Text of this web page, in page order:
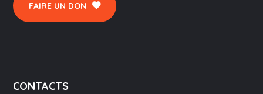
FAIRE UN DON
CONTACTS